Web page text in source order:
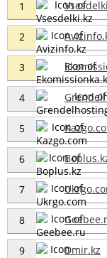
1
2
3
4
5
6
7
8
9 Dmir.kz